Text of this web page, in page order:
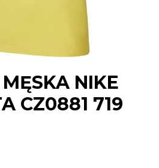
NIKE
CZ0881 719